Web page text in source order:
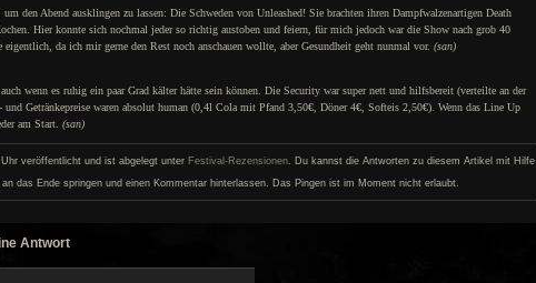
den Abend ausklingen zu lassen: Die Schweden von Unleashed! Sie brachten ihren Dampfwalzenartigen Death
Hier konnte sich nochmal jeder so richtig austoben und feiern, für mich jedoch war die Show nach grob 40
da ich mir gerne den Rest noch anschauen wollte, aber Gesundheit geht nunmal vor. (san)
wenn es ruhig ein paar Grad kälter hätte sein können. Die Security war super nett und hilfsbereit (verteilte an der
und Getränkepreise waren absolut human (0,4l Cola mit Pfand 3,50€, Döner 4€, Softeis 2,50€). Wenn das Line Up
am Start. (san)
veröffentlicht und ist abgelegt unter Festival-Rezensionen. Du kannst die Antworten zu diesem Artikel mit Hilfe
das Ende springen und einen Kommentar hinterlassen. Das Pingen ist im Moment nicht erlaubt.
Antwort